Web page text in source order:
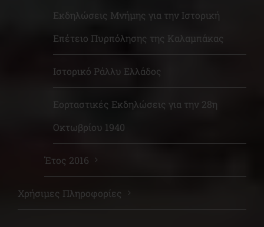
Εκδηλώσεις Μνήμης για την Ιστορική
Επέτειο Πυρπόλησης της Καλαμπάκας
Ιστορικό Ράλλυ Ελλάδος
Εορταστικές Εκδηλώσεις για την 28η
Οκτωβρίου 1940
Έτος 2016
Χρήσιμες Πληροφορίες